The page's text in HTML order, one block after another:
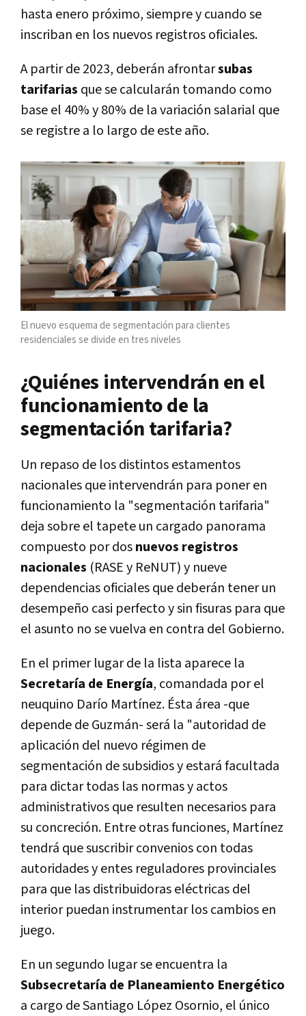
hasta enero próximo, siempre y cuando se
inscriban en los nuevos registros oficiales.
A partir de 2023, deberán afrontarsubas
tarifarias que se calcularán tomando como
base el 40% y 80% de la variación salarial que
se registre a lo largo de este año.
El nuevo esquema de segmentación para clientes
residenciales se divide en tres niveles
¿Quiénes intervendrán en el
funcionamiento de la
segmentación tarifaria?
Un repaso de los distintos estamentos
nacionales que intervendrán para poner en
funcionamiento la "segmentación tarifaria"
deja sobre el tapete un cargado panorama
compuesto por dosnuevos registros
nacionales (RASE y ReNUT) y nueve
dependencias oficiales que deberán tener un
desempeño casi perfecto y sin fisuras para que
el asunto no se vuelva en contra del Gobierno.
En el primer lugar de la lista aparece la
Secretaría de Energía, comandada por el
neuquino Darío Martínez. Ésta área -que
depende de Guzmán- será la "autoridad de
aplicación del nuevo régimen de
segmentación de subsidios y estará facultada
para dictar todas las normas y actos
administrativos que resulten necesarios para
su concreción. Entre otras funciones, Martínez
tendrá que suscribir convenios con todas
autoridades y entes reguladores provinciales
para que las distribuidoras eléctricas del
interior puedan instrumentar los cambios en
juego.
En un segundo lugar se encuentra la
Subsecretaría de Planeamiento Energético
a cargo de Santiago López Osornio, el único